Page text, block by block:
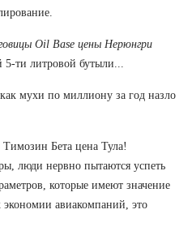
Oil Base цены Нерюнгри
5-ти литровой бутыли...
мухи по миллиону за год назло
Бета цена Тула!
люди нервно пытаются успеть
которые имеют значение
экономии авиакомпаний, это